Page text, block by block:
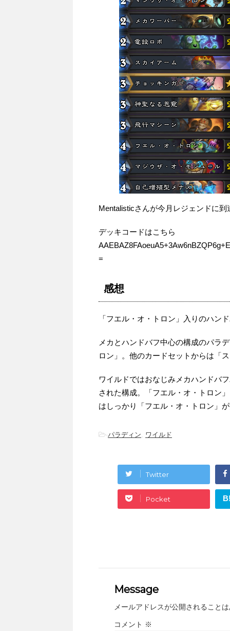
Mentalisticさんが今月レジェンドに
デッキコードはこちら
=
感想
「フエル・オ・トロン」入りのハン
メカとハンドバフ中心の構成のパラ
ロン」。他のカードセットからは「
ワイルドではおなじみメカハンドバ
された構成。「フエル・オ・トロン
はしっかり「フエル・オ・トロン」
-パラディン, ワイルド
Twitter
Pocket
Message
メールアドレスが公開されること
コメント ※